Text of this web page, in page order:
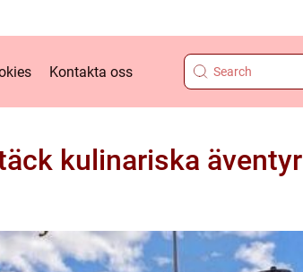
Kontakta oss
kulinariska äventyr